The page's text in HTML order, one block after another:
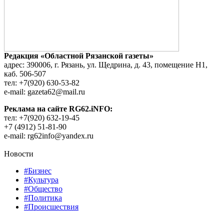
Редакция «Областной Рязанской газеты»
адрес: 390006, г. Рязань, ул. Щедрина, д. 43, помещение Н1,
каб. 506-507
тел: +7(920) 630-53-82
e-mail: gazeta62@mail.ru
Реклама на сайте RG62.iNFO:
тел: +7(920) 632-19-45
+7 (4912) 51-81-90
e-mail: rg62info@yandex.ru
Новости
#Бизнес
#Культура
#Общество
#Политика
#Происшествия